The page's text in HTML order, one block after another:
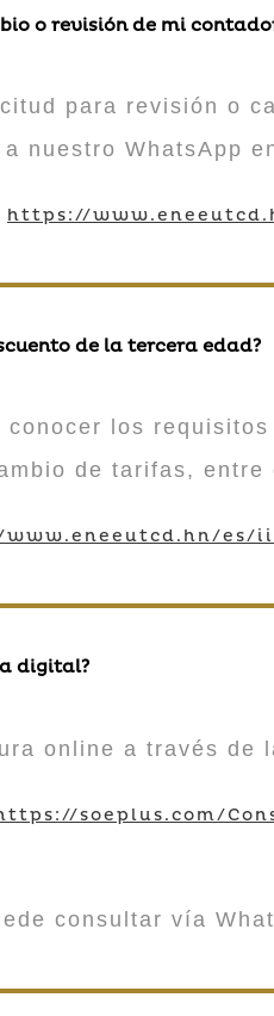
o revisión de mi
para revisión o
nuestro WhatsApp
https://
de la tercera edad?
conocer los
de tarifas, entre
es/
digital?
online a través de
soeplus.com/
consultar vía